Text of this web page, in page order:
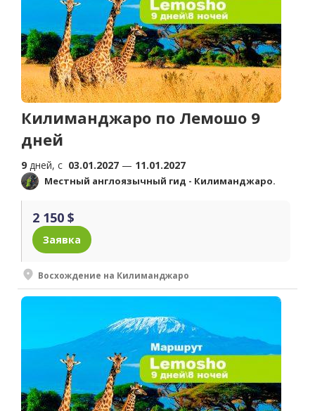
Килиманджаро по Лемошо 9
дней
9 дней, c 03.01.2027 — 11.01.2027
Местный англоязычный гид - Килиманджаро.
2 150 $
Заявка
Восхождение на Килиманджаро